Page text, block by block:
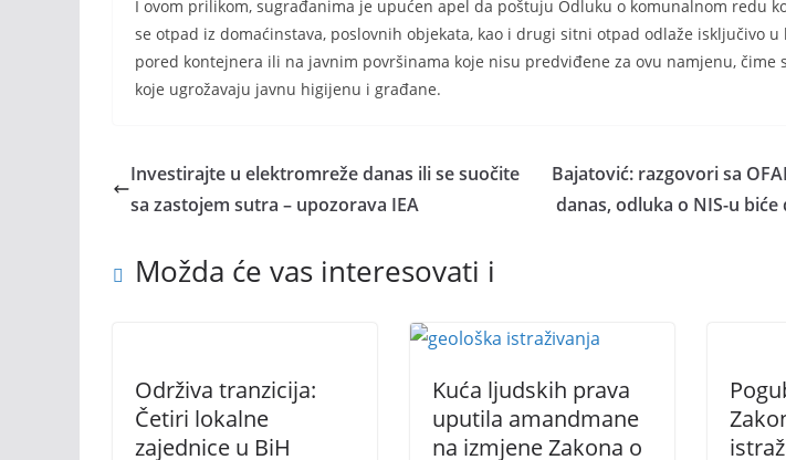
I ovom prilikom, sugrađanima je upućen apel da poštuju Odluku o komunalnom redu
se otpad iz domaćinstava, poslovnih objekata, kao i drugi sitni otpad odlaže isključivo u
pored kontejnera ili na javnim površinama koje nisu predviđene za ovu namjenu, čime
koje ugrožavaju javnu higijenu i građane.
Investirajte u elektromreže danas ili se suočite
sa zastojem sutra – upozorava IEA
Bajatović: razgovori sa
danas, odluka o NIS-u biće
Možda će vas interesovati i
Održiva tranzicija:
Četiri lokalne
zajednice u BiH
Kuća ljudskih prava
uputila amandmane
na izmjene Zakona o